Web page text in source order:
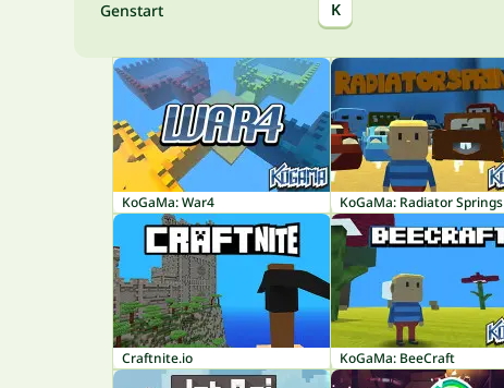
Genstart K
KoGaMa: War4 KoGaMa: Radiator Springs
Craftnite.io KoGaMa: BeeCraft